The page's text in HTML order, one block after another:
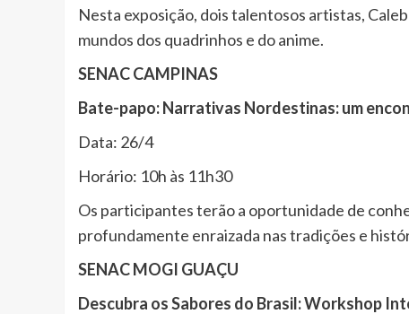
Nesta exposição, dois talentosos artistas,
mundos dos quadrinhos e do anime.
SENAC CAMPINAS
Bate-papo: Narrativas Nordestinas: um
Data: 26/4
Horário: 10h às 11h30
Os participantes terão a oportunidade de
profundamente enraizada nas tradições e
SENAC MOGI GUAÇU
Descubra os Sabores do Brasil: Workshop